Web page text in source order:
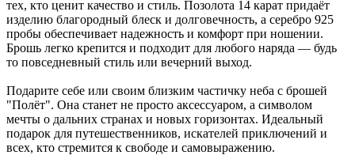
тех, кто ценит качество и стиль. Позолота 14 карат придаёт
изделию благородный блеск и долговечность, а серебро 925
пробы обеспечивает надежность и комфорт при ношении.
Брошь легко крепится и подходит для любого наряда — будь
то повседневный стиль или вечерний выход.
Подарите себе или своим близким частичку неба с брошей
"Полёт". Она станет не просто аксессуаром, а символом
мечты о дальних странах и новых горизонтах. Идеальный
подарок для путешественников, искателей приключений и
всех, кто стремится к свободе и самовыражению.